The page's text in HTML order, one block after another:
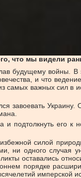
что мы видели
будущему войны. В
и что
самых важных сил в
подтолкнуть его к
силой
одного случая
оставались
порядке
имперской